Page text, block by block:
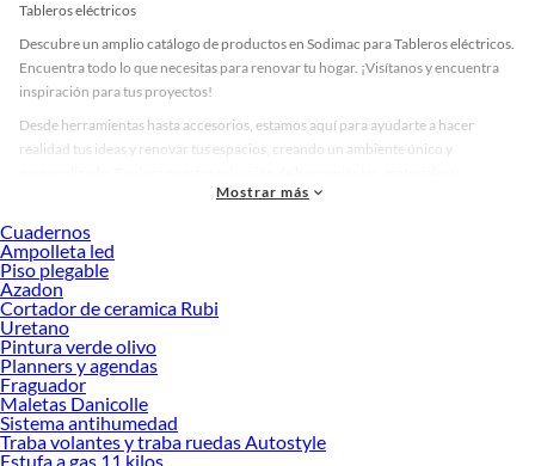
Tableros eléctricos
Descubre un amplio catálogo de productos en Sodimac para Tableros eléctricos.
Encuentra todo lo que necesitas para renovar tu hogar. ¡Visítanos y encuentra
inspiración para tus proyectos!
Desde herramientas hasta accesorios, estamos aquí para ayudarte a hacer
realidad tus ideas y renovar tus espacios, creando un ambiente único y
accesorios de calidad que te ayudarán a crear un espacio más tú.
Desde remodelaciones hasta proyectos de decoración, estamos aquí para hacer
tus ideas realidad. ¡Visítanos y encuentra todo lo que tenemos para ofrecerte en
Tableros eléctricos!
Explora la variedad de productos de Tableros eléctricos en Sodimac
Herramientas, materiales y accesorios de calidad para tus proyectos y
renovación de espacios. ¡Visítanos y descubre todo lo que tenemos para
ofrecerte!
Encuentra una amplia variedad de productos de Tableros eléctricos en Sodimac.
Encuentra todo lo necesario para tus proyectos de renovación y decoración.
Mostrar más
Cuadernos
Ampolleta led
Piso plegable
Azadon
Cortador de ceramica Rubi
Uretano
Pintura verde olivo
Planners y agendas
Fraguador
Maletas Danicolle
Sistema antihumedad
Traba volantes y traba ruedas Autostyle
Estufa a gas 11 kilos